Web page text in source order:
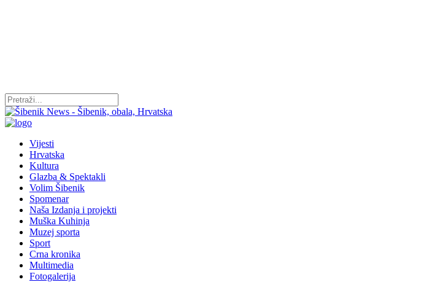
Vijesti
Hrvatska
Kultura
Glazba & Spektakli
Volim Šibenik
Spomenar
Naša Izdanja i projekti
Muška Kuhinja
Muzej sporta
Sport
Crna kronika
Multimedia
Fotogalerija